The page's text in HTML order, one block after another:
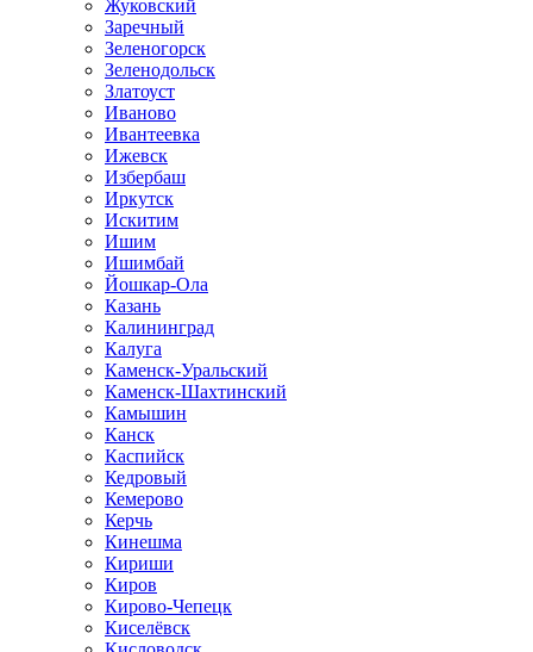
Жуковский
Заречный
Зеленогорск
Зеленодольск
Златоуст
Иваново
Ивантеевка
Ижевск
Избербаш
Иркутск
Искитим
Ишим
Ишимбай
Йошкар-Ола
Казань
Калининград
Калуга
Каменск-Уральский
Каменск-Шахтинский
Камышин
Канск
Каспийск
Кедровый
Кемерово
Керчь
Кинешма
Кириши
Киров
Кирово-Чепецк
Киселёвск